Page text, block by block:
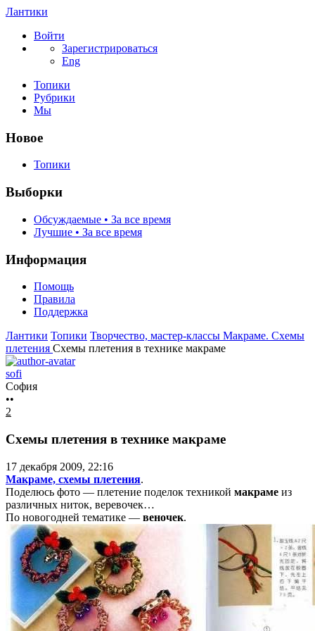
Лантики
Войти
Зарегистрироваться
Eng
Топики
Рубрики
Мы
Новое
Топики
Выборки
Обсуждаемые • За все время
Лучшие • За все время
Информация
Помощь
Правила
Поддержка
Лантики Топики Творчество, мастер-классы Макраме. Схемы
плетения Схемы плетения в технике макраме
sofi
София
••
2
Схемы плетения в технике макраме
17 декабря 2009, 22:16
Макраме, схемы плетения.
Поделюсь фото — плетение поделок техникой макраме из
различных ниток, веревочек…
По новогодней тематике — веночек.